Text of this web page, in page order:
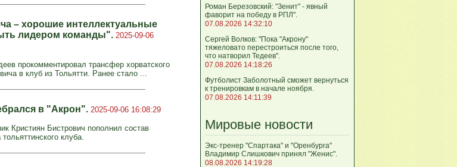
– хорошие интеллектуальные
лидером команды". 2025-09-06
прокомментировал трансфер хорватского
в клуб из Тольятти. Ранее стало ...
в "Акрон". 2025-09-06 16:08:29
Кристиян Бистрович пополнил состав
клуба.
Роман Березовский: "Зенит" - явный
фаворит на победу в РПЛ".
07.08.2026 14:32:10
Сергей Волков: "Пока "Акрону"
тяжеловато перестроиться после того,
что натворил Тедеев".
07.08.2026 14:18:26
Футболист Заболотный сможет вернуться
к тренировкам в начале ноября.
07.08.2026 14:11:39
Мировые новости
Экс-тренер "Спартака" и "Оренбурга"
Владимир Слишкович принял "Женис".
08.08.2026 14:19:28